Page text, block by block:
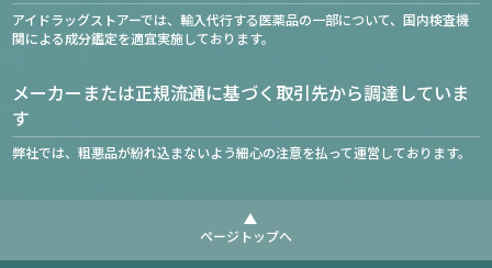
アイドラッグストアーでは、輸入代行する医薬品の一部について、国内検査機
関による成分鑑定を適宜実施しております。
メーカーまたは正規流通に基づく取引先から調達していま
す
弊社では、粗悪品が紛れ込まないよう細心の注意を払って運営しております。
ページトップへ